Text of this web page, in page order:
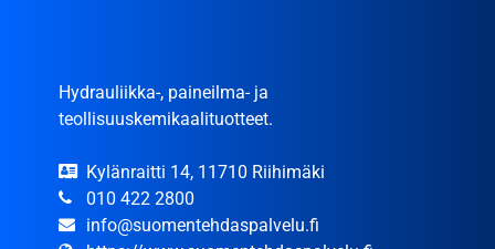
Hydrauliikka-, paineilma- ja
teollisuuskemikaalituotteet.
Kylänraitti 14, 11710 Riihimäki
010 422 2800
info@suomentehdaspalvelu.fi